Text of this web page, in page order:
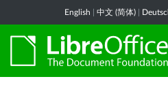
English 中文 (简体)